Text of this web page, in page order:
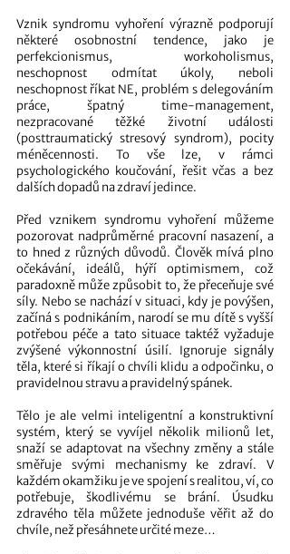
Vznik syndromu vyhoření výrazně podporují
některé osobnostní tendence, jako je
perfekcionismus, workoholismus,
neschopnost odmítat úkoly, neboli
neschopnost říkat NE, problém s delegováním
práce, špatný time-management,
nezpracované těžké životní události
(posttraumatický stresový syndrom), pocity
méněcennosti. To vše lze, v rámci
psychologického koučování, řešit včas a bez
dalších dopadů na zdraví jedince.
Před vznikem syndromu vyhoření můžeme
pozorovat nadprůměrné pracovní nasazení, a
to hned z různých důvodů. Člověk mívá plno
očekávání, ideálů, hýří optimismem, což
paradoxně může způsobit to, že přeceňuje své
síly. Nebo se nachází v situaci, kdy je povýšen,
začíná s podnikáním, narodí se mu dítě s vyšší
potřebou péče a tato situace taktéž vyžaduje
zvýšené výkonnostní úsilí. Ignoruje signály
těla, které si říkají o chvíli klidu a odpočinku, o
pravidelnou stravu a pravidelný spánek.
Tělo je ale velmi inteligentní a konstruktivní
systém, který se vyvíjel několik milionů let,
snaží se adaptovat na všechny změny a stále
směřuje svými mechanismy ke zdraví. V
každém okamžiku je ve spojení s realitou, ví, co
potřebuje, škodlivému se brání. Úsudku
zdravého těla můžete jednoduše věřit až do
chvíle, než přesáhnete určité meze…